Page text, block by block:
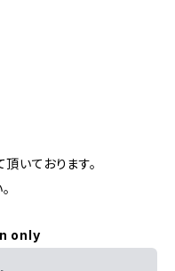
いております。
only